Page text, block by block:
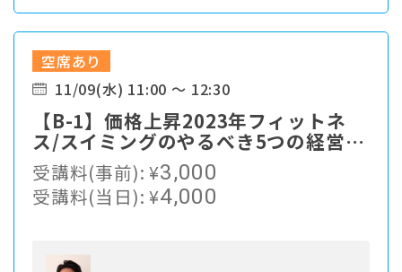
空席あり
11/09(水) 11:00 ～ 12:30
【B-1】価格上昇2023年フィットネ
ス/スイミングのやるべき5つの経営戦
略と絶対にやってはいけない3つの注
意について
受講料(事前):¥3,000
受講料(当日):¥4,000